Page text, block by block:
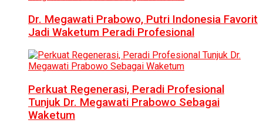
Dr. Megawati Prabowo, Putri Indonesia Favorit
Jadi Waketum Peradi Profesional
Perkuat Regenerasi, Peradi Profesional
Tunjuk Dr. Megawati Prabowo Sebagai
Waketum